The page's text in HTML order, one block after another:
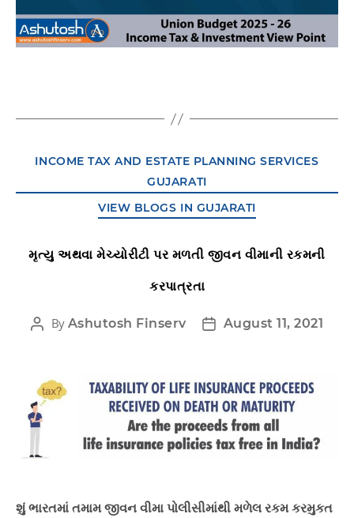
INCOME TAX AND ESTATE PLANNING SERVICES
GUJARATI
VIEW BLOGS IN GUJARATI
મૃત્યુ અથવા મેચ્યોરીટી પર મળતી જીવન વીમાની રકમની
કરપાત્રતા
By Ashutosh Finserv August 11, 2021
શું ભારતમાં તમામ જીવન વીમા પોલીસીમાંથી મળેલ રકમ કરમુકત